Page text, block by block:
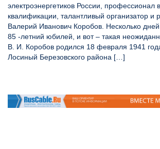
электроэнергетиков России, профессионал
квалификации, талантливый организатор и
Валерий Иванович Коробов. Несколько
85 -летний юбилей, и вот – такая
В. И. Коробов родился 18 февраля 1941
Лосиный Березовского района […]